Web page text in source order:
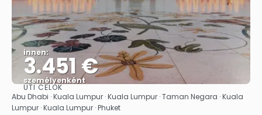
innen:
3.451 €
személyenként
Megnézem
ÚTI CÉLOK
Abu Dhabi · Kuala Lumpur · Kuala Lumpur · Taman Negara · Kuala
Lumpur · Kuala Lumpur · Phuket